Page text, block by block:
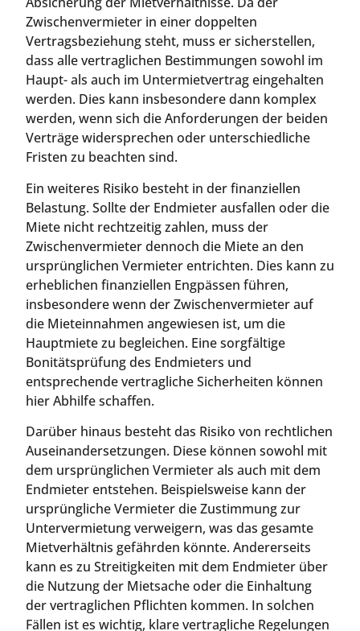
Zwischenvermieter in einer doppelten
Vertragsbeziehung steht, muss er sicherstellen,
dass alle vertraglichen Bestimmungen sowohl im
Haupt- als auch im Untermietvertrag eingehalten
werden. Dies kann insbesondere dann komplex
werden, wenn sich die Anforderungen der beiden
Verträge widersprechen oder unterschiedliche
Fristen zu beachten sind.
Ein weiteres Risiko besteht in der finanziellen
Belastung. Sollte der Endmieter ausfallen oder die
Miete nicht rechtzeitig zahlen, muss der
Zwischenvermieter dennoch die Miete an den
ursprünglichen Vermieter entrichten. Dies kann zu
erheblichen finanziellen Engpässen führen,
insbesondere wenn der Zwischenvermieter auf
die Mieteinnahmen angewiesen ist, um die
Hauptmiete zu begleichen. Eine sorgfältige
Bonitätsprüfung des Endmieters und
entsprechende vertragliche Sicherheiten können
hier Abhilfe schaffen.
Darüber hinaus besteht das Risiko von rechtlichen
Auseinandersetzungen. Diese können sowohl mit
dem ursprünglichen Vermieter als auch mit dem
Endmieter entstehen. Beispielsweise kann der
ursprüngliche Vermieter die Zustimmung zur
Untervermietung verweigern, was das gesamte
Mietverhältnis gefährden könnte. Andererseits
kann es zu Streitigkeiten mit dem Endmieter über
die Nutzung der Mietsache oder die Einhaltung
der vertraglichen Pflichten kommen. In solchen
Fällen ist es wichtig, klare vertragliche Regelungen